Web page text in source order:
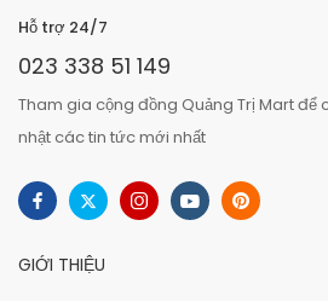
Hỗ trợ 24/7
023 338 51 149
Tham gia cộng đồng Quảng Trị Mart để
nhật các tin tức mới nhất
GIỚI THIỆU